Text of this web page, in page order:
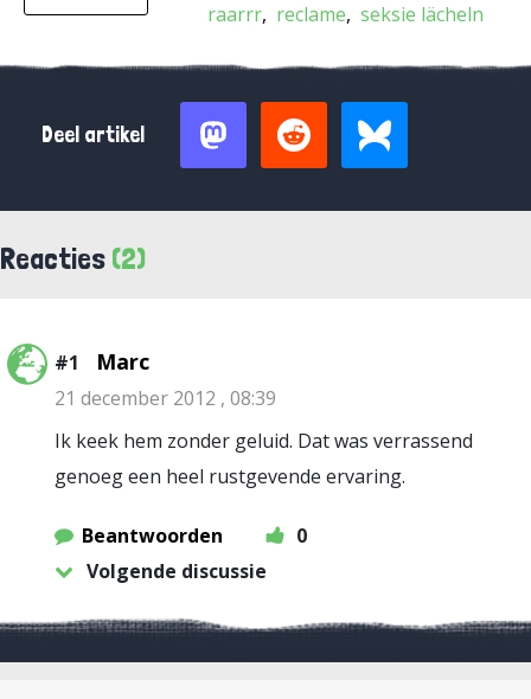
raarrr reclame seksie lächeln
Deel artikel
Reacties (2)
#1 Marc
21 december 2012 , 08:39
Ik keek hem zonder geluid. Dat was verrassend
genoeg een heel rustgevende ervaring.
Beantwoorden
0
Volgende discussie